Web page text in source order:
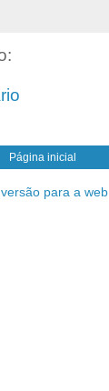
Página inicial
para a web